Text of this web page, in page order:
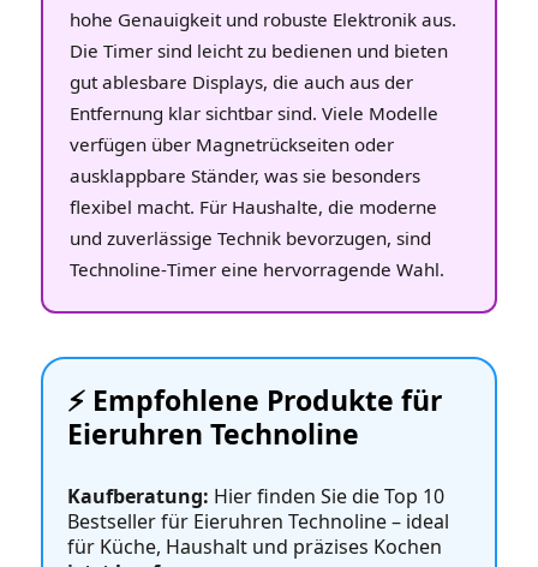
hohe Genauigkeit und robuste Elektronik aus.
Die Timer sind leicht zu bedienen und bieten
gut ablesbare Displays, die auch aus der
Entfernung klar sichtbar sind. Viele Modelle
verfügen über Magnetrückseiten oder
ausklappbare Ständer, was sie besonders
flexibel macht. Für Haushalte, die moderne
und zuverlässige Technik bevorzugen, sind
Technoline‑Timer eine hervorragende Wahl.
⚡️ Empfohlene Produkte für
Eieruhren Technoline
Kaufberatung: Hier finden Sie die Top 10
Bestseller für Eieruhren Technoline – ideal
für Küche, Haushalt und präzises Kochen